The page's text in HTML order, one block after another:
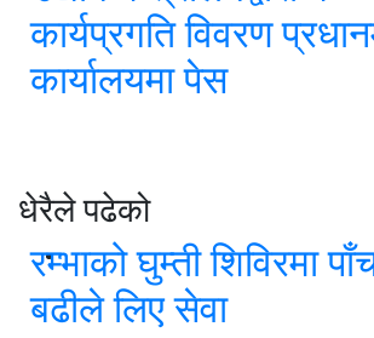
कार्यप्रगति विवरण
कार्यालयमा पेस
धेरैले पढेको
रम्भाको घुम्ती शिविरमा
बढीले लिए सेवा